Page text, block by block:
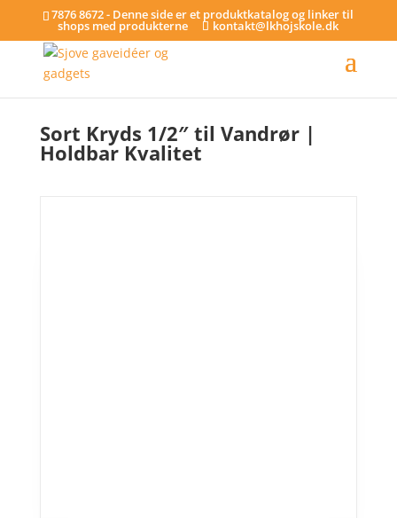
7876 8672 - Denne side er et produktkatalog og linker til
shops med produkterne kontakt@lkhojskole.dk
Sort Kryds 1/2″ til Vandrør |
Holdbar Kvalitet